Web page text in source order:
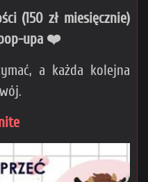
(150 zł miesięcznie)
upa ❤️
a każda kolejna